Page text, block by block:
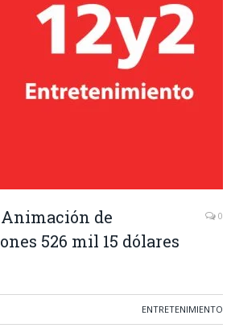
Animación de
526 mil 15 dólares
0
ENTRETENIMIENTO